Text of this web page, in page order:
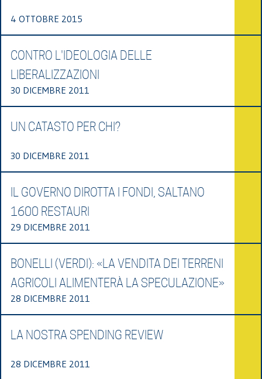
4 OTTOBRE 2015
CONTRO L'IDEOLOGIA DELLE
LIBERALIZZAZIONI
30 DICEMBRE 2011
UN CATASTO PER CHI?
30 DICEMBRE 2011
IL GOVERNO DIROTTA I FONDI, SALTANO
1600 RESTAURI
29 DICEMBRE 2011
BONELLI (VERDI): «LA VENDITA DEI TERRENI
AGRICOLI ALIMENTERÀ LA SPECULAZIONE»
28 DICEMBRE 2011
LA NOSTRA SPENDING REVIEW
28 DICEMBRE 2011